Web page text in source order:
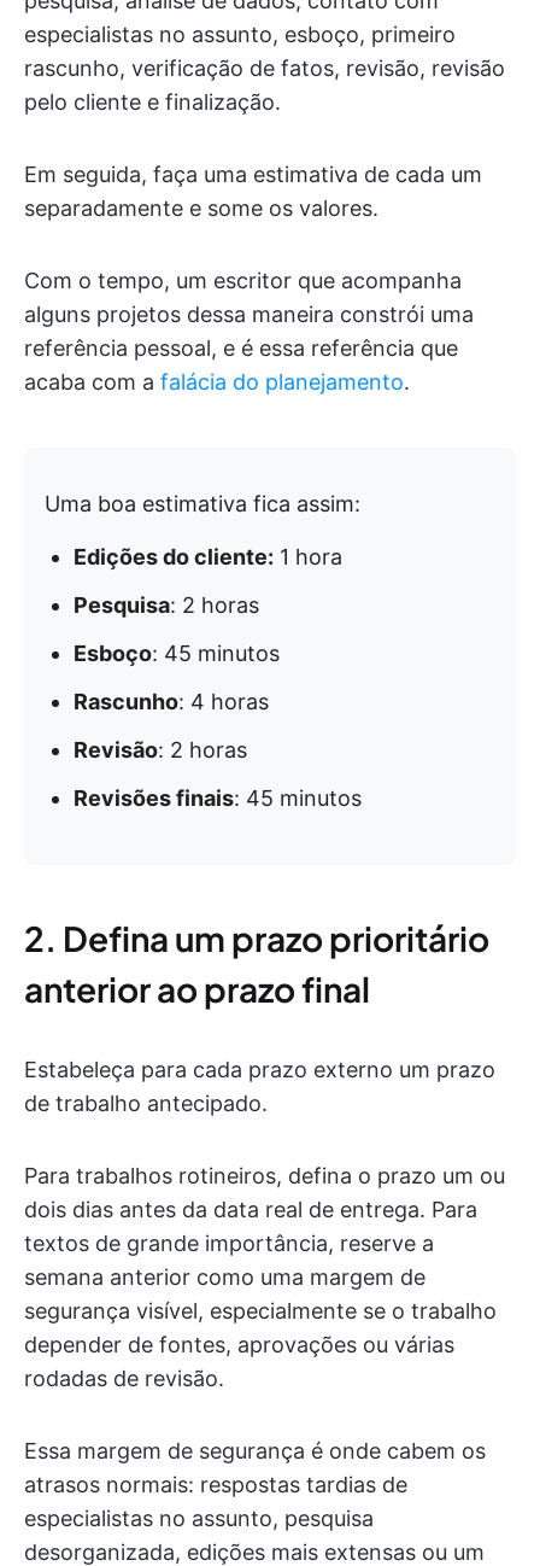
especialistas no assunto, esboço, primeiro
rascunho, verificação de fatos, revisão, revisão
pelo cliente e finalização.
Em seguida, faça uma estimativa de cada um
separadamente e some os valores.
Com o tempo, um escritor que acompanha
alguns projetos dessa maneira constrói uma
referência pessoal, e é essa referência que
acaba com a falácia do planejamento.
Uma boa estimativa fica assim:
Edições do cliente: 1 hora
Pesquisa: 2 horas
Esboço: 45 minutos
Rascunho: 4 horas
Revisão: 2 horas
Revisões finais: 45 minutos
2. Defina um prazo prioritário
anterior ao prazo final
Estabeleça para cada prazo externo um prazo
de trabalho antecipado.
Para trabalhos rotineiros, defina o prazo um ou
dois dias antes da data real de entrega. Para
textos de grande importância, reserve a
semana anterior como uma margem de
segurança visível, especialmente se o trabalho
depender de fontes, aprovações ou várias
rodadas de revisão.
Essa margem de segurança é onde cabem os
atrasos normais: respostas tardias de
especialistas no assunto, pesquisa
desorganizada, edições mais extensas ou um